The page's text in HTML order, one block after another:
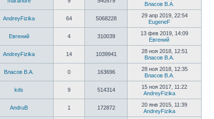
Власов В.А.
AndreyFizika 64 5068228
29 апр 2019, 22:54
EugeneF
Евгений 4 310039
13 фев 2019, 14:09
Евгений
AndreyFizika 14 1039941
28 ноя 2018, 12:51
Власов В.А.
Власов В.А. 0 163696
28 ноя 2018, 12:35
Власов В.А.
kds 9 514314
15 ноя 2017, 11:22
AndreyFizika
AndruB 1 172872
20 янв 2015, 11:39
AndreyFizika